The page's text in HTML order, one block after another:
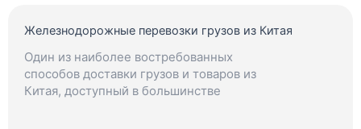
Железнодорожные перевозки грузов из Китая
Один из наиболее востребованных
способов доставки грузов и товаров из
Китая, доступный в большинстве